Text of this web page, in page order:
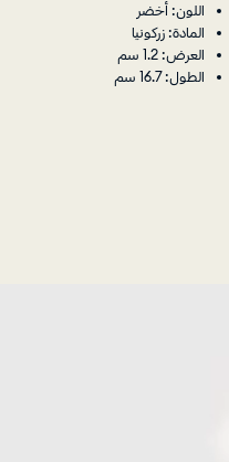
اللون: أخضر
المادة: زركونيا
العرض: 1.2 سم
الطول: 16.7 سم